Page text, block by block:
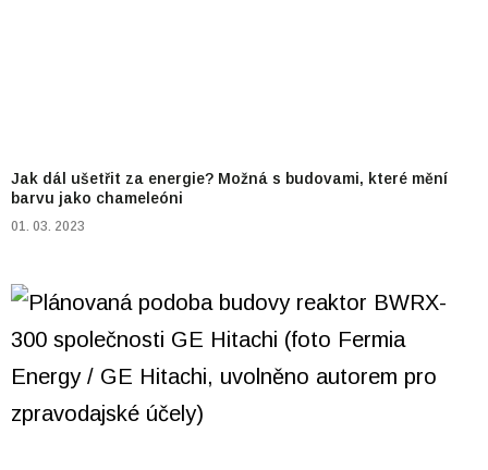
Jak dál ušetřit za energie? Možná s budovami, které mění
barvu jako chameleóni
01. 03. 2023